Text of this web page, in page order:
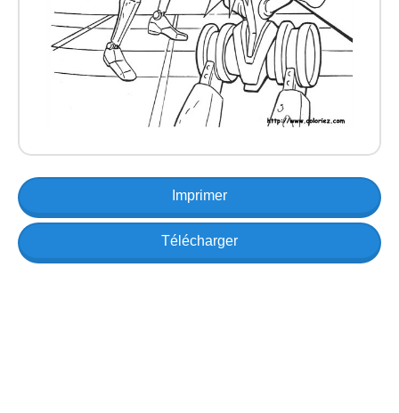
Imprimer
Télécharger